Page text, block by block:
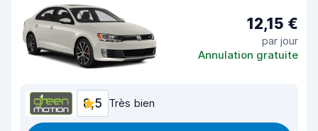
12,15 €
par jour
Annulation gratuite
8,5 Très bien